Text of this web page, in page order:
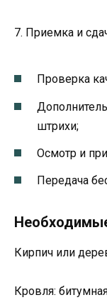
7. Приемка и
Проверка
штрихи;
Осмотр и
Передача
Кирпич или
Кровля: